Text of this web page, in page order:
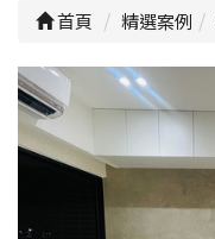
首頁 精選案例